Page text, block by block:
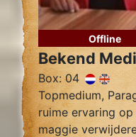
Offline
Bekend
Box: 04
Topmedium,
ruime ervaring
maggie